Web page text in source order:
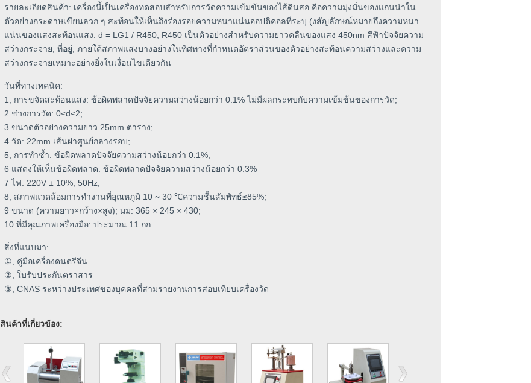
รายละเอียดสินค้า: เครื่องนี้เป็นเครื่องทดสอบสำหรับการวัดความเข้มข้นของไส้ดินสอ คือความมุ่งมั่นของแกนนำใน
ตัวอย่างกระดาษเขียนลวก ๆ สะท้อนให้เห็นถึงร่องรอยความหนาแน่นออปติคอลที่ระบุ (งสัญลักษณ์หมายถึงความหนา
แน่นของแสงสะท้อนแสง: d = LG1 / R450, R450 เป็นตัวอย่างสำหรับความยาวคลื่นของแสง 450nm สีฟ้าปัจจัยความ
สว่างกระจาย, ที่อยู่, ภายใต้สภาพแสงบางอย่างในทิศทางที่กำหนดอัตราส่วนของตัวอย่างสะท้อนความสว่างและความ
สว่างกระจายเหมาะอย่างยิ่งในเงื่อนไขเดียวกัน
วันที่ทางเทคนิค:
1, การขจัดสะท้อนแสง: ข้อผิดพลาดปัจจัยความสว่างน้อยกว่า 0.1% ไม่มีผลกระทบกับความเข้มข้นของการวัด;
2 ช่วงการวัด: 0≤d≤2;
3 ขนาดตัวอย่างความยาว 25mm ตาราง;
4 วัด: 22mm เส้นผ่าศูนย์กลางรอบ;
5, การทำซ้ำ: ข้อผิดพลาดปัจจัยความสว่างน้อยกว่า 0.1%;
6 แสดงให้เห็นข้อผิดพลาด: ข้อผิดพลาดปัจจัยความสว่างน้อยกว่า 0.3%
7 ไฟ: 220V ± 10%, 50Hz;
8, สภาพแวดล้อมการทำงานที่อุณหภูมิ 10 ~ 30 ℃ความชื้นสัมพัทธ์≤85%;
9 ขนาด (ความยาว×กว้าง×สูง); มม: 365 × 245 × 430;
10 ที่มีคุณภาพเครื่องมือ: ประมาณ 11 กก
สิ่งที่แนบมา:
①, คู่มือเครื่องดนตรีจีน
②, ใบรับประกันตราสาร
③, CNAS ระหว่างประเทศของบุคคลที่สามรายงานการสอบเทียบเครื่องวัด
สินค้าที่เกี่ยวข้อง: